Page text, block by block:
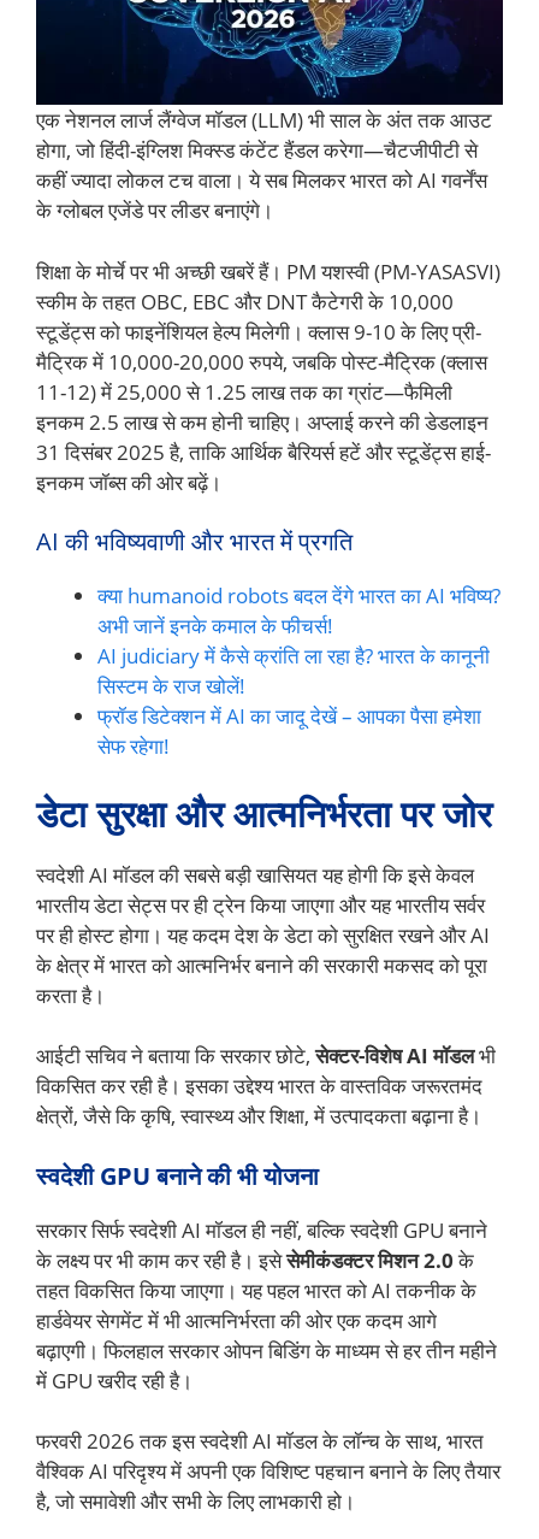
एक नेशनल लार्ज लैंग्वेज मॉडल (LLM) भी साल के अंत तक आउट
होगा, जो हिंदी-इंग्लिश मिक्स्ड कंटेंट हैंडल करेगा—चैटजीपीटी से
कहीं ज्यादा लोकल टच वाला। ये सब मिलकर भारत को AI गवर्नेंस
के ग्लोबल एजेंडे पर लीडर बनाएंगे।
शिक्षा के मोर्चे पर भी अच्छी खबरें हैं। PM यशस्वी (PM-YASASVI)
स्कीम के तहत OBC, EBC और DNT कैटेगरी के 10,000
स्टूडेंट्स को फाइनेंशियल हेल्प मिलेगी। क्लास 9-10 के लिए प्री-
मैट्रिक में 10,000-20,000 रुपये, जबकि पोस्ट-मैट्रिक (क्लास
11-12) में 25,000 से 1.25 लाख तक का ग्रांट—फैमिली
इनकम 2.5 लाख से कम होनी चाहिए। अप्लाई करने की डेडलाइन
31 दिसंबर 2025 है, ताकि आर्थिक बैरियर्स हटें और स्टूडेंट्स हाई-
इनकम जॉब्स की ओर बढ़ें।
AI की भविष्यवाणी और भारत में प्रगति
क्या humanoid robots बदल देंगे भारत का AI भविष्य?
अभी जानें इनके कमाल के फीचर्स!
AI judiciary में कैसे क्रांति ला रहा है? भारत के कानूनी
सिस्टम के राज खोलें!
फ्रॉड डिटेक्शन में AI का जादू देखें – आपका पैसा हमेशा
सेफ रहेगा!
डेटा सुरक्षा और आत्मनिर्भरता पर जोर
स्वदेशी AI मॉडल की सबसे बड़ी खासियत यह होगी कि इसे केवल
भारतीय डेटा सेट्स पर ही ट्रेन किया जाएगा और यह भारतीय सर्वर
पर ही होस्ट होगा। यह कदम देश के डेटा को सुरक्षित रखने और AI
के क्षेत्र में भारत को आत्मनिर्भर बनाने की सरकारी मकसद को पूरा
करता है।
आईटी सचिव ने बताया कि सरकार छोटे,सेक्टर-विशेष AI मॉडलभी
विकसित कर रही है। इसका उद्देश्य भारत के वास्तविक जरूरतमंद
क्षेत्रों, जैसे कि कृषि, स्वास्थ्य और शिक्षा, में उत्पादकता बढ़ाना है।
स्वदेशी GPU बनाने की भी योजना
सरकार सिर्फ स्वदेशी AI मॉडल ही नहीं, बल्कि स्वदेशी GPU बनाने
के लक्ष्य पर भी काम कर रही है। इसेसेमीकंडक्टर मिशन 2.0के
तहत विकसित किया जाएगा। यह पहल भारत को AI तकनीक के
हार्डवेयर सेगमेंट में भी आत्मनिर्भरता की ओर एक कदम आगे
बढ़ाएगी। फिलहाल सरकार ओपन बिडिंग के माध्यम से हर तीन महीने
में GPU खरीद रही है।
फरवरी 2026 तक इस स्वदेशी AI मॉडल के लॉन्च के साथ, भारत
वैश्विक AI परिदृश्य में अपनी एक विशिष्ट पहचान बनाने के लिए तैयार
है, जो समावेशी और सभी के लिए लाभकारी हो।